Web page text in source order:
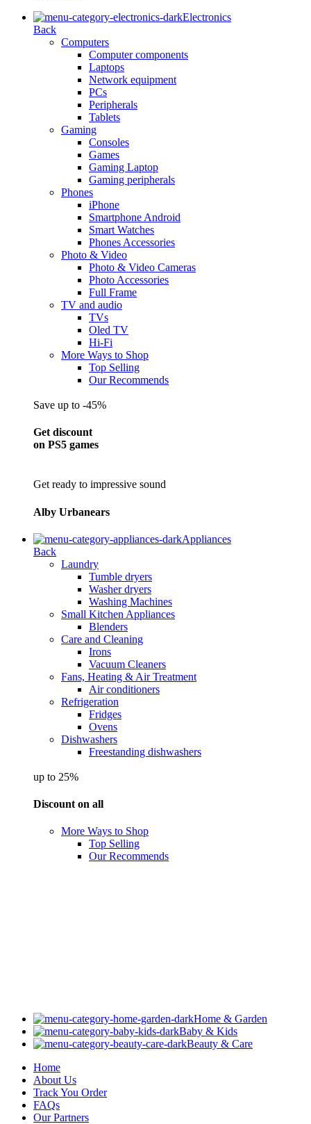
Electronics
Back
Computers
Computer components
Laptops
Network equipment
PCs
Peripherals
Tablets
Gaming
Consoles
Games
Gaming Laptop
Gaming peripherals
Phones
iPhone
Smartphone Android
Smart Watches
Phones Accessories
Photo & Video
Photo & Video Cameras
Photo Accessories
Full Frame
TV and audio
TVs
Oled TV
Hi-Fi
More Ways to Shop
Top Selling
Our Recommends
Save up to -45%
Get discount
on PS5 games
Get ready to impressive sound
Alby Urbanears
Appliances
Back
Laundry
Tumble dryers
Washer dryers
Washing Machines
Small Kitchen Appliances
Blenders
Care and Cleaning
Irons
Vacuum Cleaners
Fans, Heating & Air Treatment
Air conditioners
Refrigeration
Fridges
Ovens
Dishwashers
Freestanding dishwashers
up to 25%
Discount on all
More Ways to Shop
Top Selling
Our Recommends
Home & Garden
Baby & Kids
Beauty & Care
Home
About Us
Track You Order
FAQs
Our Partners